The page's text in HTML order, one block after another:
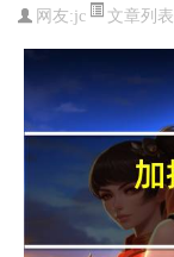
网友:jc 文章列表